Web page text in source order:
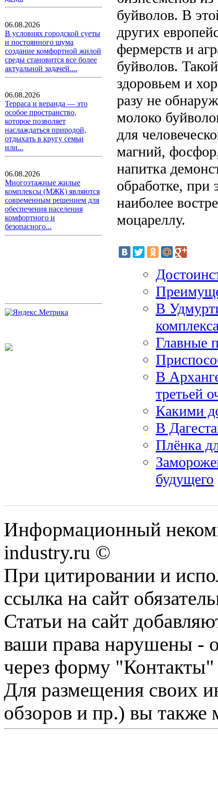
06.08.2026
В условиях городской суеты
и постоянного шума
создание комфортной жилой
среды становится все более
актуальной задачей....
06.08.2026
Терраса и веранда — это
особое пространство,
которое позволяет
наслаждаться природой,
отдыхать в кругу семьи
или...
06.08.2026
Многоэтажные жилые
комплексы (МЖК) являются
современным решением для
обеспечения населения
комфортного и
безопасного...
буйволов. В
других
фермерств и
буйволов.
здоровьем и
разу не
молоко
для
магний,
напитка
обработке, при
наиболее
моцареллу.
В
Главные
В
третьей
Какими
В
Плёнка
будущего
Информационный
industry.ru ©
При цитировании и
ссылка на сайт
Статьи на сайт
ваши права нарушены -
через форму "Контакты"
Для размещения своих
обзоров и пр.) вы также